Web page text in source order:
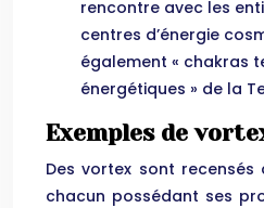
rencontre avec les
centres d’énergie
également « chakras
énergétiques » de la
Exemples de
Des vortex sont
chacun possédant ses